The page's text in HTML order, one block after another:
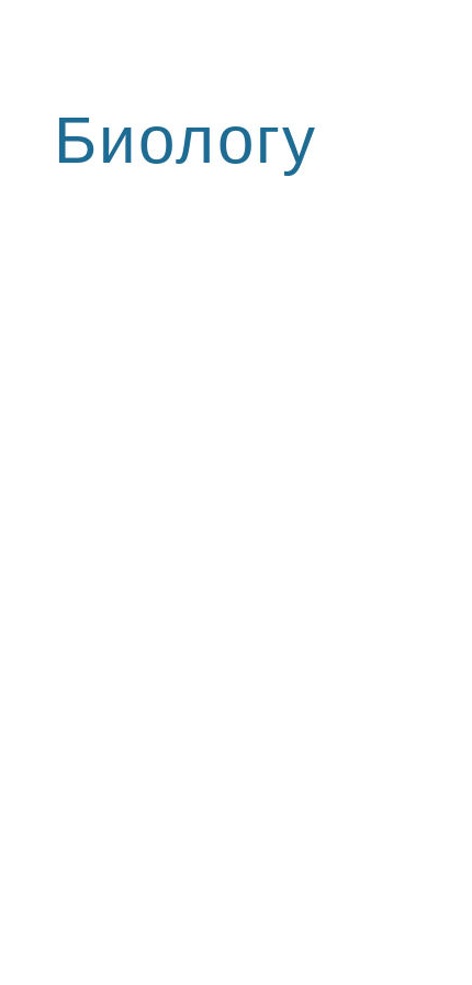
Биологу